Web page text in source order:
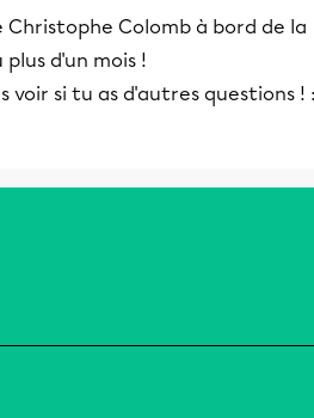
Christophe Colomb à bord de la
d'un mois !
voir si tu as d'autres questions !